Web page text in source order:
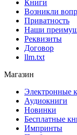
Книги
Возникли
Приватность
Наши
Реквизиты
Договор
llm.txt
Магазин
Электронные
Аудиокниги
Новинки
Бесплатные
Импринты